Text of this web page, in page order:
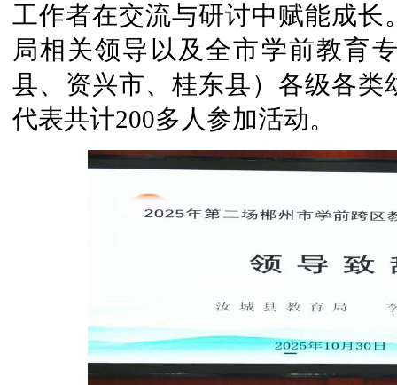
工作者在交流与研讨中赋能成
局相关领导以及全市学前教育
县、资兴市、桂东县）各级各
代表共计200多人参加活动。